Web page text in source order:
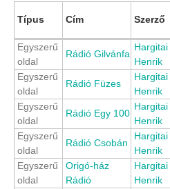
Típus Cím Szerző
Egyszerű
oldal
Rádió Gilvánfa
Hargitai
Henrik
Egyszerű
oldal
Rádió Füzes
Hargitai
Henrik
Egyszerű
oldal
Rádió Egy 100
Hargitai
Henrik
Egyszerű
oldal
Rádió Csobán
Hargitai
Henrik
Egyszerű
oldal
Origó-ház
Rádió
Hargitai
Henrik